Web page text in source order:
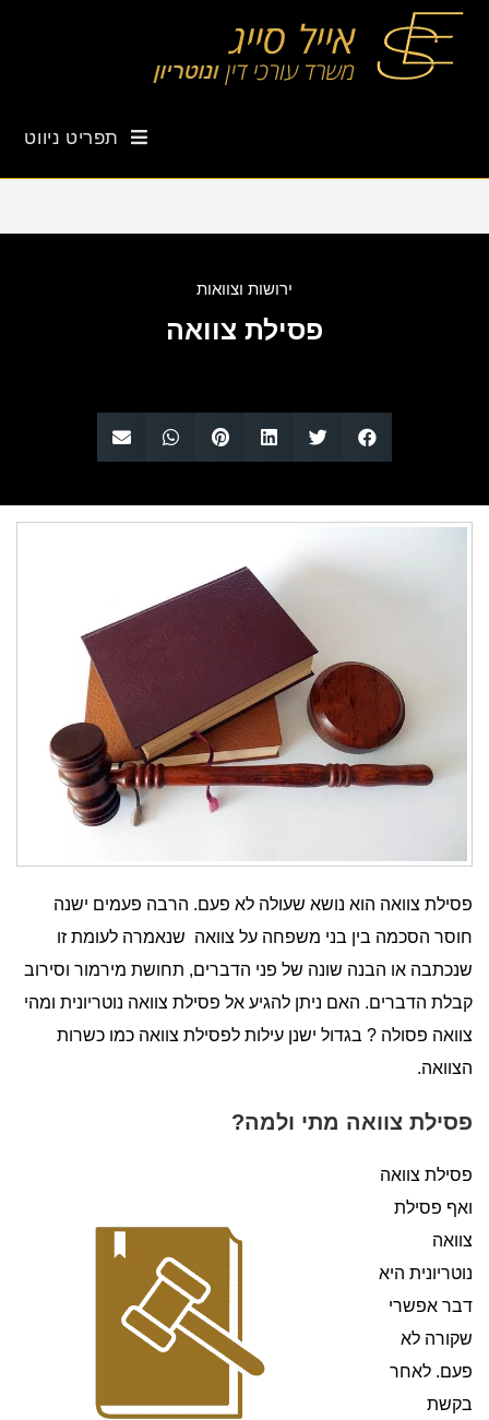
תפריט ניווט
ירושות וצוואות
פסילת צוואה
פסילת צוואה הוא נושא שעולה לא פעם. הרבה פעמים ישנה
חוסר הסכמה בין בני משפחה על צוואה שנאמרה לעומת זו
שנכתבה או הבנה שונה של פני הדברים, תחושת מירמור וסירוב
קבלת הדברים. האם ניתן להגיע אל פסילת צוואה נוטריונית ומהי
צוואה פסולה ? בגדול ישנן עילות לפסילת צוואה כמו כשרות
הצוואה.
פסילת צוואה מתי ולמה?
פסילת צוואה
ואף פסילת
צוואה
נוטריונית היא
דבר אפשרי
שקורה לא
פעם. לאחר
בקשת